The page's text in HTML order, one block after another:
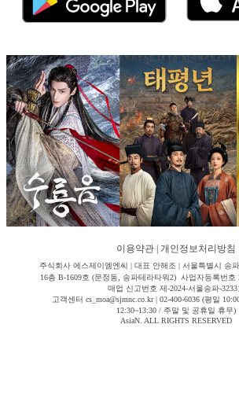
이용약관 개인정보처리방침
주식회사 에스제이엠엔씨 | 대표 안해조 | 서울특별시 송
16층 B-1609호 (문정동, 송파테라타워2) 사업자등록번호
매업 신고번호 제-2024-서울송파-3233
고객센터 cs_moa@sjmnc.co.kr | 02-400-6036 (평일
12:30~13:30 / 주말 및 공휴일 휴무)
AsiaN. ALL RIGHTS RESERVED